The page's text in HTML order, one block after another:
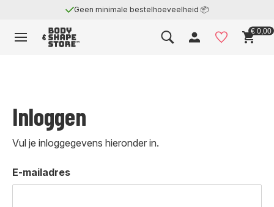
Geen minimale bestelhoeveelheid 📦
€ 0,00
Inloggen
Vul je inloggegevens hieronder in.
E-mailadres